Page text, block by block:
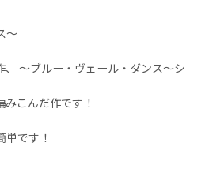
〜
、 〜ブルー・ヴェール・ダンス〜シ
こんだ作です！
単です！